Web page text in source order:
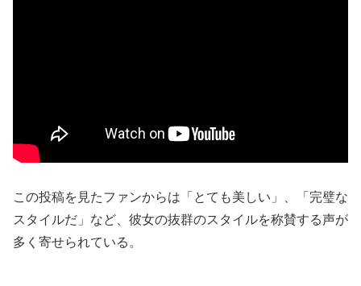
この投稿を見たファンからは「とても美しい」、「完璧な
スタイルだ」など、彼女の抜群のスタイルを称賛する声が
多く寄せられている。